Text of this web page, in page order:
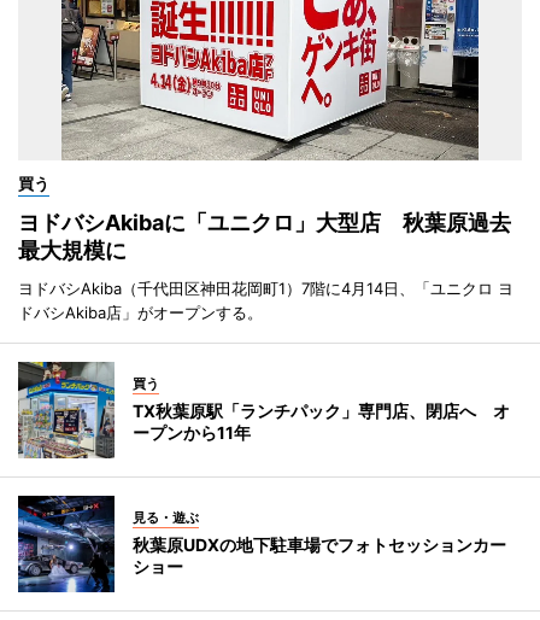
買う
ヨドバシAkibaに「ユニクロ」大型店 秋葉原過去
最大規模に
ヨドバシAkiba（千代田区神田花岡町1）7階に4月14日、「ユニクロ ヨ
ドバシAkiba店」がオープンする。
買う
TX秋葉原駅「ランチパック」専門店、閉店へ オ
ープンから11年
見る・遊ぶ
秋葉原UDXの地下駐車場でフォトセッションカー
ショー